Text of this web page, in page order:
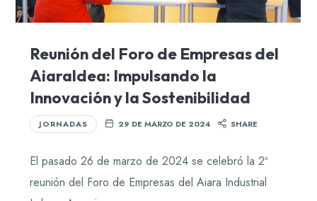
Reunión del Foro de Empresas del
Aiaraldea: Impulsando la
Innovación y la Sostenibilidad
JORNADAS 29 DE MARZO DE 2024 SHARE
El pasado 26 de marzo de 2024 se celebró la 2ª
reunión del Foro de Empresas del Aiara Industrial